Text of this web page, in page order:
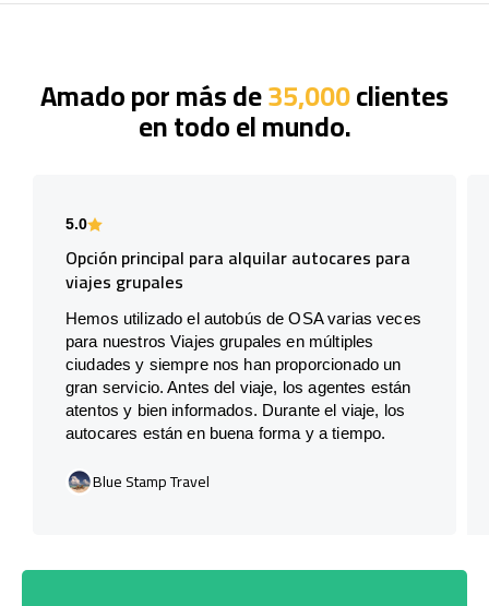
Amado por más de35,000clientes
en todo el mundo.
5.0
Opción principal para alquilar autocares para
viajes grupales
Hemos utilizado el autobús de OSA varias veces
para nuestros Viajes grupales en múltiples
ciudades y siempre nos han proporcionado un
gran servicio. Antes del viaje, los agentes están
atentos y bien informados. Durante el viaje, los
autocares están en buena forma y a tiempo.
Blue Stamp Travel